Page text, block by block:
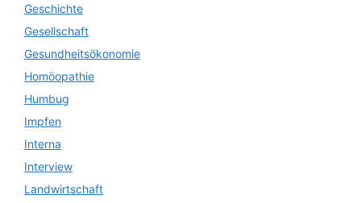
Geschichte
Gesellschaft
Gesundheitsökonomie
Homöopathie
Humbug
Impfen
Interna
Interview
Landwirtschaft